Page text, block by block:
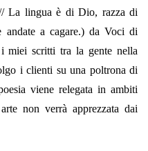
La lingua è di Dio, razza di
andate a cagare.) da Voci di
miei scritti tra la gente nella
i clienti su una poltrona di
viene relegata in ambiti
non verrà apprezzata dai